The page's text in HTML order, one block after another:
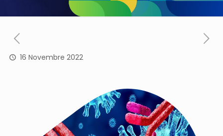
16 Novembre 2022